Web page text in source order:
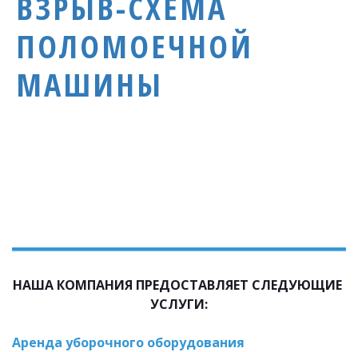
ПОЛОМОЕЧНОЙ
МАШИНЫ
НАША КОМПАНИЯ ПРЕДОСТАВЛЯЕТ СЛЕДУЮЩИЕ
УСЛУГИ:
Аренда уборочного оборудования